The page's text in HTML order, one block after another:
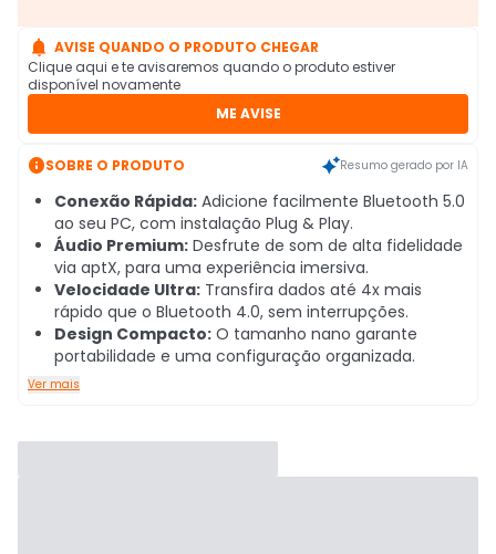
 AVISE QUANDO O PRODUTO CHEGAR
Clique aqui e te avisaremos quando o produto estiver
disponível novamente
ME AVISE
SOBRE O PRODUTO Resumo gerado por IA
Conexão Rápida: Adicione facilmente Bluetooth 5.0
ao seu PC, com instalação Plug & Play.
Áudio Premium: Desfrute de som de alta fidelidade
via aptX, para uma experiência imersiva.
Velocidade Ultra: Transfira dados até 4x mais
rápido que o Bluetooth 4.0, sem interrupções.
Design Compacto: O tamanho nano garante
portabilidade e uma configuração organizada.
Ver mais